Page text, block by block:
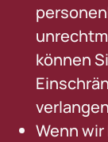
können
Wenn